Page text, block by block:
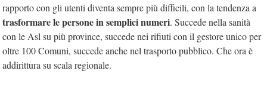
rapporto con gli utenti diventa sempre più difficili, con la tendenza a
trasformare le persone in semplici numeri. Succede nella sanità
con le Asl su più province, succede nei rifiuti con il gestore unico per
oltre 100 Comuni, succede anche nel trasporto pubblico. Che ora è
addirittura su scala regionale.